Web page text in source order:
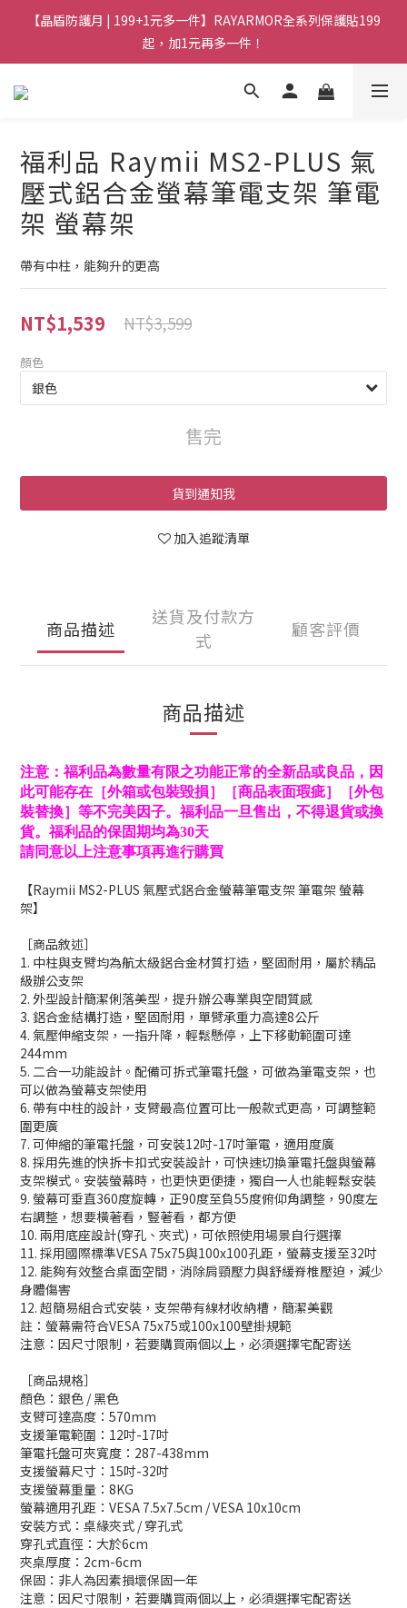
【晶盾防護月 | 199+1元多一件】RAYARMOR全系列保護貼199
起，加1元再多一件！
福利品 Raymii MS2-PLUS 氣
壓式鋁合金螢幕筆電支架 筆電
架 螢幕架
帶有中柱，能夠升的更高
NT$1,539 NT$3,599
顏色
售完
貨到通知我
加入追蹤清單
商品描述
送貨及付款方
式
顧客評價
商品描述
注意：福利品為數量有限之功能正常的全新品或良品，因
此可能存在［外箱或包裝毀損］［商品表面瑕疵］［外包
裝替換］等不完美因子。福利品一旦售出，不得退貨或換
貨。福利品的保固期均為30天
請同意以上注意事項再進行購買
【Raymii MS2-PLUS 氣壓式鋁合金螢幕筆電支架 筆電架 螢幕
架】
［商品敘述］
1. 中柱與支臂均為航太級鋁合金材質打造，堅固耐用，屬於精品
級辦公支架
2. 外型設計簡潔俐落美型，提升辦公專業與空間質感
3. 鋁合金結構打造，堅固耐用，單臂承重力高達8公斤
4. 氣壓伸縮支架，一指升降，輕鬆懸停，上下移動範圍可達
244mm
5. 二合一功能設計。配備可拆式筆電托盤，可做為筆電支架，也
可以做為螢幕支架使用
6. 帶有中柱的設計，支臂最高位置可比一般款式更高，可調整範
圍更廣
7. 可伸縮的筆電托盤，可安裝12吋-17吋筆電，適用度廣
8. 採用先進的快拆卡扣式安裝設計，可快速切換筆電托盤與螢幕
支架模式。安裝螢幕時，也更快更便捷，獨自一人也能輕鬆安裝
9. 螢幕可垂直360度旋轉，正90度至負55度俯仰角調整，90度左
右調整，想要橫著看，豎著看，都方便
10. 兩用底座設計(穿孔、夾式)，可依照使用場景自行選擇
11. 採用國際標準VESA 75x75與100x100孔距，螢幕支援至32吋
12. 能夠有效整合桌面空間，消除肩頸壓力與舒緩脊椎壓迫，減少
身體傷害
12. 超簡易組合式安裝，支架帶有線材收納槽，簡潔美觀
註：螢幕需符合VESA 75x75或100x100壁掛規範
注意：因尺寸限制，若要購買兩個以上，必須選擇宅配寄送
［商品規格］
顏色：銀色 / 黑色
支臂可達高度：570mm
支援筆電範圍：12吋-17吋
筆電托盤可夾寬度：287-438mm
支援螢幕尺寸：15吋-32吋
支援螢幕重量：8KG
螢幕適用孔距：VESA 7.5x7.5cm / VESA 10x10cm
安裝方式：桌緣夾式 / 穿孔式
穿孔式直徑：大於6cm
夾桌厚度：2cm-6cm
保固：非人為因素損壞保固一年
注意：因尺寸限制，若要購買兩個以上，必須選擇宅配寄送